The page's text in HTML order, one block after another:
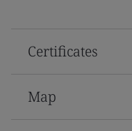
Certificates
Map